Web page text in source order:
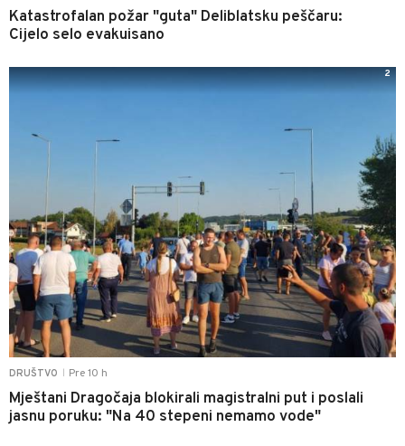
Katastrofalan požar "guta" Deliblatsku peščaru:
Cijelo selo evakuisano
DRUŠTVO Pre 10 h
Mještani Dragočaja blokirali magistralni put i poslali
jasnu poruku: "Na 40 stepeni nemamo vode"
2